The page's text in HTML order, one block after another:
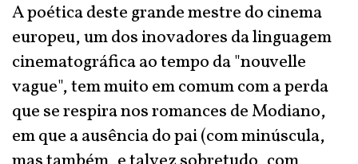
A poética deste grande mestre do cinema
europeu, um dos inovadores da linguagem
cinematográfica ao tempo da "nouvelle
vague", tem muito em comum com a perda
que se respira nos romances de Modiano,
em que a ausência do pai (com minúscula,